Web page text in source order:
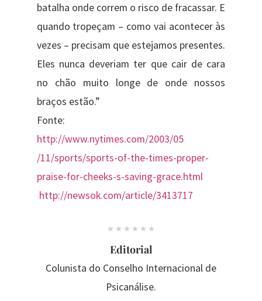
batalha onde correm o risco de fracassar. E
quando tropeçam – como vai acontecer às
vezes – precisam que estejamos presentes.
Eles nunca deveriam ter que cair de cara
no chão muito longe de onde nossos
braços estão.”
Fonte:
http://www.nytimes.com/2003/05
/11/sports/sports-of-the-times-proper-
praise-for-cheeks-s-saving-grace.html
http://newsok.com/article/3413717
Editorial
Colunista do Conselho Internacional de
Psicanálise.